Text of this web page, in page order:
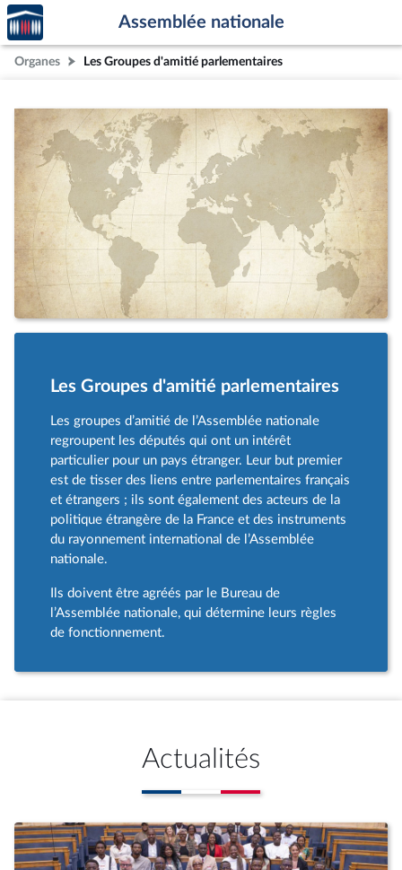
Aller au contenu
Aller en bas de la page
Accèder
à la
page
d'accueil
Assemblée nationale
Organes Les Groupes d'amitié parlementaires
Les Groupes d'amitié parlementaires
Les groupes d’amitié de l’Assemblée nationale
regroupent les députés qui ont un intérêt
particulier pour un pays étranger. Leur but premier
est de tisser des liens entre parlementaires français
et étrangers ; ils sont également des acteurs de la
politique étrangère de la France et des instruments
du rayonnement international de l’Assemblée
nationale.
Ils doivent être agréés par le Bureau de
l’Assemblée nationale, qui détermine leurs règles
de fonctionnement.
Actualités